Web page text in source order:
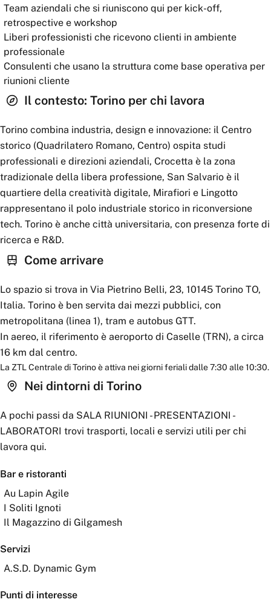
Team aziendali che si riuniscono qui per kick-off,
retrospective e workshop
Liberi professionisti che ricevono clienti in ambiente
professionale
Consulenti che usano la struttura come base operativa per
riunioni cliente
Il contesto: Torino per chi lavora
Torino combina industria, design e innovazione: il Centro
storico (Quadrilatero Romano, Centro) ospita studi
professionali e direzioni aziendali, Crocetta è la zona
tradizionale della libera professione, San Salvario è il
quartiere della creatività digitale, Mirafiori e Lingotto
rappresentano il polo industriale storico in riconversione
tech. Torino è anche città universitaria, con presenza forte di
ricerca e R&D.
Come arrivare
Lo spazio si trova in Via Pietrino Belli, 23, 10145 Torino TO,
Italia. Torino è ben servita dai mezzi pubblici, con
metropolitana (linea 1), tram e autobus GTT.
In aereo, il riferimento è aeroporto di Caselle (TRN), a circa
16 km dal centro.
La ZTL Centrale di Torino è attiva nei giorni feriali dalle 7:30 alle 10:30.
Nei dintorni di Torino
A pochi passi da SALA RIUNIONI - PRESENTAZIONI -
LABORATORI trovi trasporti, locali e servizi utili per chi
lavora qui.
Bar e ristoranti
Au Lapin Agile
I Soliti Ignoti
Il Magazzino di Gilgamesh
Servizi
A.S.D. Dynamic Gym
Punti di interesse